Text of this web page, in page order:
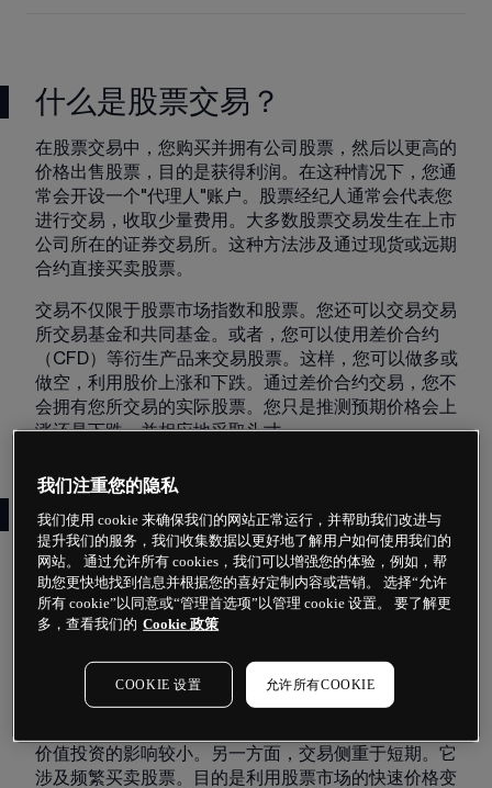
什么是股票交易？
在股票交易中，您购买并拥有公司股票，然后以更高的
价格出售股票，目的是获得利润。在这种情况下，您通
常会开设一个"代理人"账户。股票经纪人通常会代表您
进行交易，收取少量费用。大多数股票交易发生在上市
公司所在的证券交易所。这种方法涉及通过现货或远期
合约直接买卖股票。
交易不仅限于股票市场指数和股票。您还可以交易交易
所交易基金和共同基金。或者，您可以使用差价合约
（CFD）等衍生产品来交易股票。这样，您可以做多或
做空，利用股价上涨和下跌。通过差价合约交易，您不
会拥有您所交易的实际股票。您只是推测预期价格会上
涨还是下跌，并相应地采取头寸。
交易与投资股票的比较
股票交易与股票投资的主要区别在于所涉及的时间和承
担的风险水平。投资侧重于长期，投资者倾向于采用买
入并持有的方法，被称为位置交易。理念是通过购买和
拥有股票，在较长时间内逐步积累财富。投资者通常会
在购买股票之前研究公司的基本面，这种方法常用于在
特定时期投资增长中的公司，如水务股和制药股。他们
试图确定股票在中长期的财富前景。投资通常持有数年
价值投资的影响较小。另一方面，交易侧重于短期。它
涉及频繁买卖股票。目的是利用股票市场的快速价格变
我们注重您的隐私
我们使用 cookie 来确保我们的网站正常运行，并帮助我们改进与
提升我们的服务，我们收集数据以更好地了解用户如何使用我们的
网站。 通过允许所有 cookies，我们可以增强您的体验，例如，帮
助您更快地找到信息并根据您的喜好定制内容或营销。 选择“允许
所有 cookie”以同意或“管理首选项”以管理 cookie 设置。 要了解更
多，查看我们的 Cookie 政策
COOKIE 设置 允许所有COOKIE